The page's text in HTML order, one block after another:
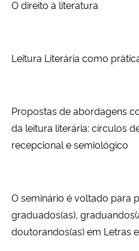
O direito à literatura
Leitura Literária como
Propostas de abordagens
da leitura literária: círculos
recepcional e semiológico
O seminário é voltado para
graduados(as),
doutorandos(as) em Letras